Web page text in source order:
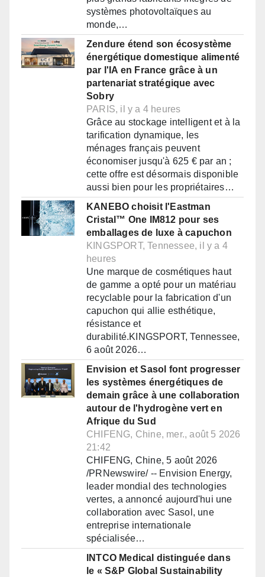
systèmes photovoltaïques au
monde,…
Zendure étend son écosystème
énergétique domestique alimenté
par l'IA en France grâce à un
partenariat stratégique avec
Sobry
PARIS, il y a 4 heures
Grâce au stockage intelligent et à la
tarification dynamique, les
ménages français peuvent
économiser jusqu'à 625 € par an ;
cette offre est désormais disponible
aussi bien pour les propriétaires…
KANEBO choisit l'Eastman
Cristal™ One IM812 pour ses
emballages de luxe à capuchon
KINGSPORT, Tennessee, il y a 4
heures
Une marque de cosmétiques haut
de gamme a opté pour un matériau
recyclable pour la fabrication d'un
capuchon qui allie esthétique,
résistance et
durabilité.KINGSPORT, Tennessee,
6 août 2026…
Envision et Sasol font progresser
les systèmes énergétiques de
demain grâce à une collaboration
autour de l'hydrogène vert en
Afrique du Sud
CHIFENG, Chine, mer., août 5 2026
21:42
CHIFENG, Chine, 5 août 2026
/PRNewswire/ -- Envision Energy,
leader mondial des technologies
vertes, a annoncé aujourd'hui une
collaboration avec Sasol, une
entreprise internationale
spécialisée…
INTCO Medical distinguée dans
le « S&P Global Sustainability